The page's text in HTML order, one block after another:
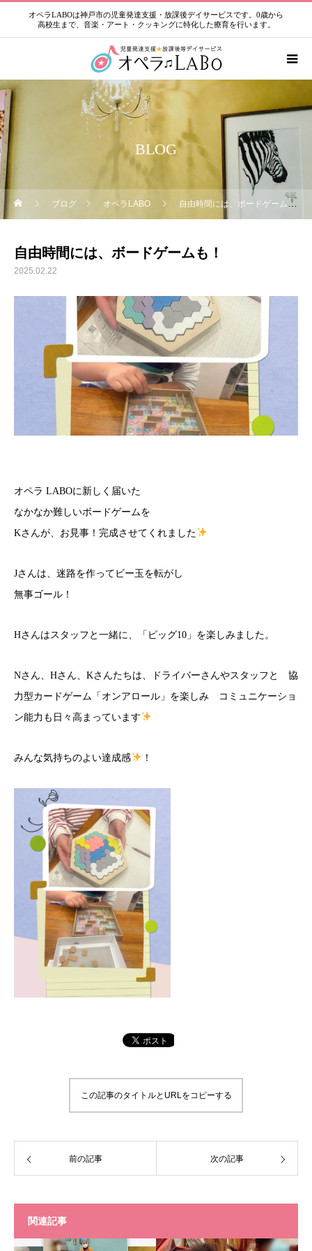
オペラLABOは神戸市の児童発達支援・放課後デイサービスです。0歳から
高校生まで、音楽・アート・クッキングに特化した療育を行います。
BLOG
ブログ オペラLABO 自由時間には、ボードゲームも！
自由時間には、ボードゲームも！
2025.02.22
オペラ LABOに新しく届いた
なかなか難しいボードゲームを
Kさんが、お見事！完成させてくれました
Jさんは、迷路を作ってビー玉を転がし
無事ゴール！
Hさんはスタッフと一緒に、「ピッグ10」を楽しみました。
Nさん、Hさん、Kさんたちは、ドライバーさんやスタッフと 協
力型カードゲーム「オンアロール」を楽しみ コミュニケーショ
ン能力も日々高まっています
みんな気持ちのよい達成感 ！
この記事のタイトルとURLをコピーする
前の記事 次の記事
関連記事